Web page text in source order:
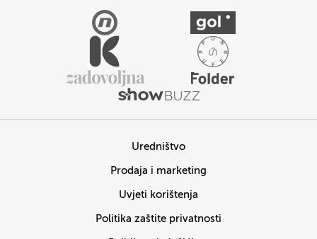
Uredništvo
Prodaja i marketing
Uvjeti korištenja
Politika zaštite privatnosti